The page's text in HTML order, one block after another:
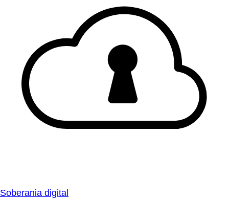
Soberania digital